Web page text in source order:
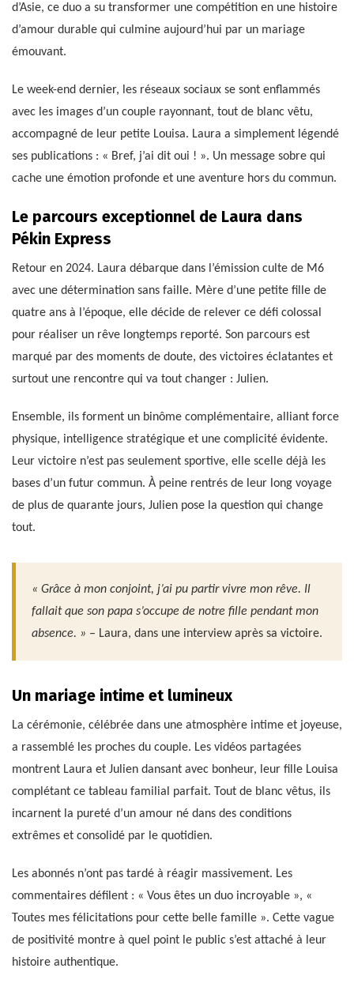
d’Asie, ce duo a su transformer une compétition en une histoire
d’amour durable qui culmine aujourd’hui par un mariage
émouvant.
Le week-end dernier, les réseaux sociaux se sont enflammés
avec les images d’un couple rayonnant, tout de blanc vêtu,
accompagné de leur petite Louisa. Laura a simplement légendé
ses publications : « Bref, j’ai dit oui ! ». Un message sobre qui
cache une émotion profonde et une aventure hors du commun.
Le parcours exceptionnel de Laura dans
Pékin Express
Retour en 2024. Laura débarque dans l’émission culte de M6
avec une détermination sans faille. Mère d’une petite fille de
quatre ans à l’époque, elle décide de relever ce défi colossal
pour réaliser un rêve longtemps reporté. Son parcours est
marqué par des moments de doute, des victoires éclatantes et
surtout une rencontre qui va tout changer : Julien.
Ensemble, ils forment un binôme complémentaire, alliant force
physique, intelligence stratégique et une complicité évidente.
Leur victoire n’est pas seulement sportive, elle scelle déjà les
bases d’un futur commun. À peine rentrés de leur long voyage
de plus de quarante jours, Julien pose la question qui change
tout.
« Grâce à mon conjoint, j’ai pu partir vivre mon rêve. Il
fallait que son papa s’occupe de notre fille pendant mon
absence. » – Laura, dans une interview après sa victoire.
Un mariage intime et lumineux
La cérémonie, célébrée dans une atmosphère intime et joyeuse,
a rassemblé les proches du couple. Les vidéos partagées
montrent Laura et Julien dansant avec bonheur, leur fille Louisa
complétant ce tableau familial parfait. Tout de blanc vêtus, ils
incarnent la pureté d’un amour né dans des conditions
extrêmes et consolidé par le quotidien.
Les abonnés n’ont pas tardé à réagir massivement. Les
commentaires défilent : « Vous êtes un duo incroyable », «
Toutes mes félicitations pour cette belle famille ». Cette vague
de positivité montre à quel point le public s’est attaché à leur
histoire authentique.